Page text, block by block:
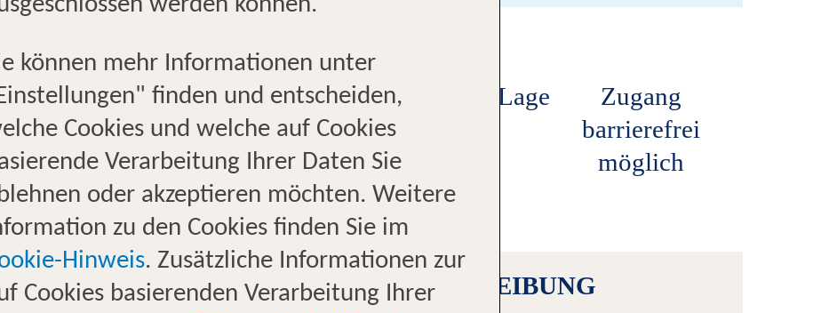
Profis
für Clubferien
Profis
für Kreuzfahrt
Zentrale Lage
Zugang
barrierefrei
möglich
ANFAHRTSBESCHREIBUNG
werden können.
können mehr Informationen unter
finden und entscheiden,
Cookies und welche auf Cookies
Verarbeitung Ihrer Daten Sie
oder akzeptieren möchten. Weitere
zu den Cookies finden Sie im
Hinweis. Zusätzliche Informationen zur
Cookies basierenden Verarbeitung Ihrer